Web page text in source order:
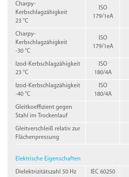
Charpy-
Kerbschlagzähigkeit
23 °C
ISO
179/1eA
Charpy-
Kerbschlagzähigkeit
-30 °C
ISO
179/1eA
Izod-Kerbschlagzähigkeit
23 °C
ISO
180/4A
Izod-Kerbschlagzähigkeit
-40 °C
ISO
180/4A
Gleitkoeffizient gegen
Stahl im Trockenlauf
Gleitverschleiß relativ zur
Flächenpressung
Elektrische Eigenschaften
Dielektrizitätszahl 50 Hz IEC 60250